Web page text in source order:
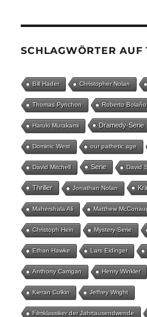
SCHLAGWÖRTER AUF
Bill Hader Christopher Nolan
Thomas Pynchon Roberto Bolaño
Haruki Murakami Dramedy-Serie
Dominic West our pathetic age
David Mitchell Serie David
Thriller Jonathan Nolan
Mahershala Ali Matthew
Christoph Hein Mystery-Serie
Ethan Hawke Lars Eidinger
Anthony Carrigan Henry Winkler
Kieran Culkin Jeffrey Wright
Filmklassiker der Jahrtausendwende